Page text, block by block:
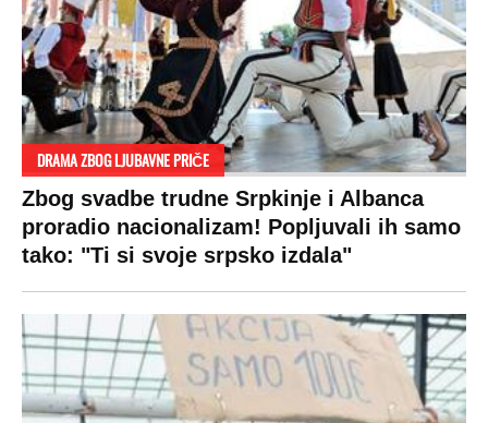
RAJ!
Žene u Srbiji su poludele za njima,
ogledaju se, bacaju pare: Ovde bunde
koštaju 100 evra, a neke i 2.000 dinara!